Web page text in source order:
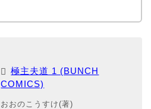
極主夫道 1 (BUNCH
COMICS)
おおのこうすけ(著)